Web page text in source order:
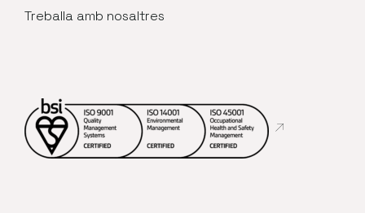
Treballa amb nosaltres